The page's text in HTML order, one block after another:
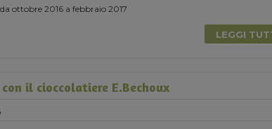
ottobre 2016 a febbraio 2017
LEGGI
il cioccolatiere E.Bechoux